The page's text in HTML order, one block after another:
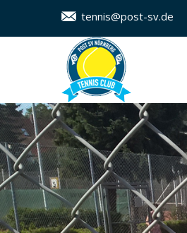
tennis@post-sv.de